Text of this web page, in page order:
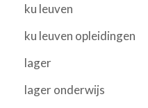
ku leuven
ku leuven opleidingen
lager
lager onderwijs